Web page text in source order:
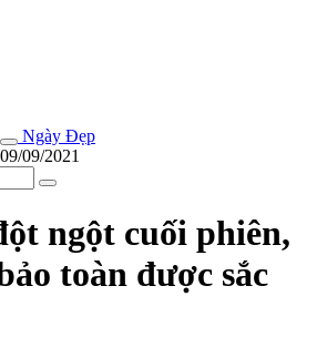
Ngày Đẹp
09/2021
ngột cuối phiên,
toàn được sắc